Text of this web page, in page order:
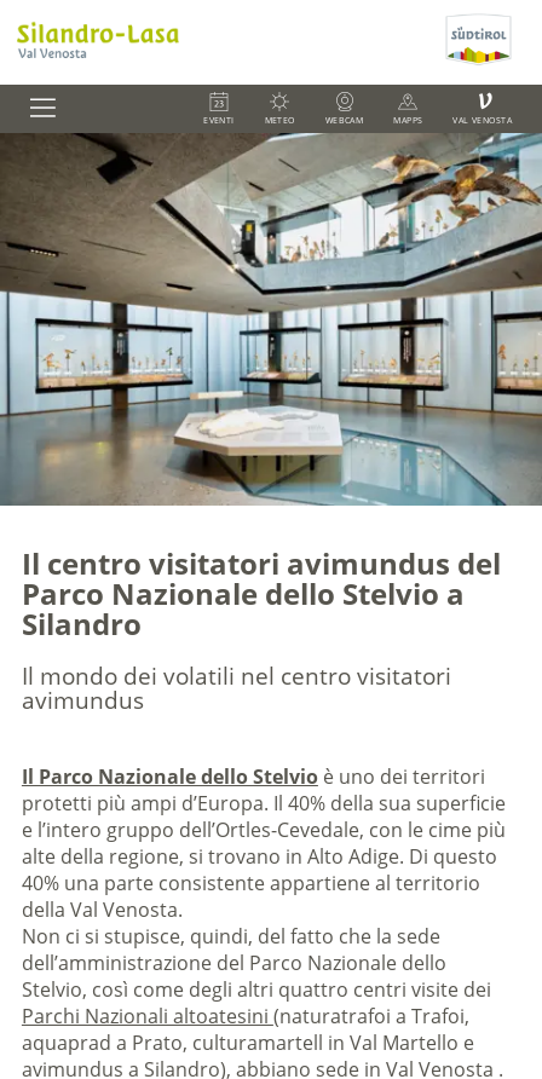
EVENTI METEO WEBCAM MAPPS
V
VAL VENOSTA
Il centro visitatori avimundus del
Parco Nazionale dello Stelvio a
Silandro
Il mondo dei volatili nel centro visitatori
avimundus
Il Parco Nazionale dello Stelvioè uno dei territori
protetti più ampi d’Europa. Il 40% della sua superficie
e l’intero gruppo dell’Ortles-Cevedale, con le cime più
alte della regione, si trovano in Alto Adige. Di questo
40% una parte consistente appartiene al territorio
della Val Venosta.
Non ci si stupisce, quindi, del fatto che la sede
dell’amministrazione del Parco Nazionale dello
Stelvio, così come degli altri quattro centri visite dei
Parchi Nazionali altoatesini (naturatrafoi a Trafoi,
aquaprad a Prato, culturamartell in Val Martello e
avimundus a Silandro), abbiano sede in Val Venosta .